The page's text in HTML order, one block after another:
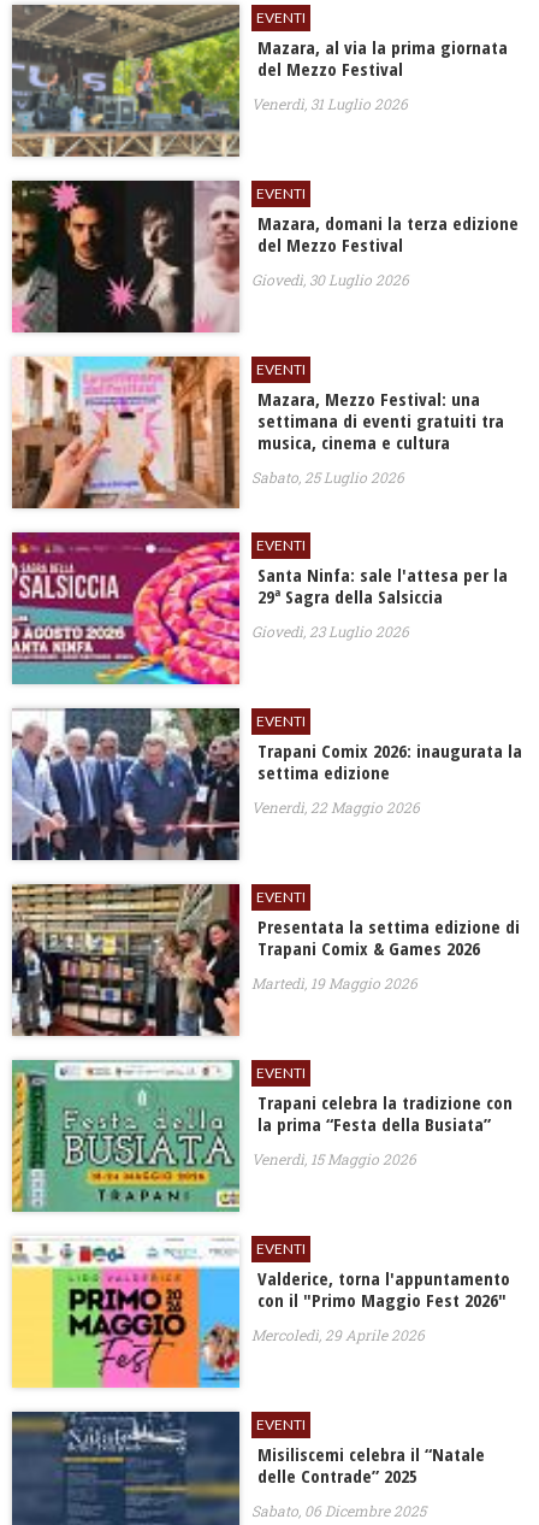
EVENTI
​Mazara, al via la prima giornata
del Mezzo Festival
Venerdì, 31 Luglio 2026
EVENTI
Mazara, domani la terza edizione
del Mezzo Festival
Giovedì, 30 Luglio 2026
EVENTI
Mazara, Mezzo Festival: una
settimana di eventi gratuiti tra
musica, cinema e cultura
Sabato, 25 Luglio 2026
EVENTI
Santa Ninfa: sale l'attesa per la
29ª Sagra della Salsiccia
Giovedì, 23 Luglio 2026
EVENTI
Trapani Comix 2026: inaugurata la
settima edizione
Venerdì, 22 Maggio 2026
EVENTI
Presentata la settima edizione di
Trapani Comix & Games 2026
Martedì, 19 Maggio 2026
EVENTI
​Trapani celebra la tradizione con
la prima “Festa della Busiata”
Venerdì, 15 Maggio 2026
EVENTI
Valderice, torna l'appuntamento
con il "Primo Maggio Fest 2026"
Mercoledì, 29 Aprile 2026
EVENTI
​Misiliscemi celebra il “Natale
delle Contrade” 2025
Sabato, 06 Dicembre 2025